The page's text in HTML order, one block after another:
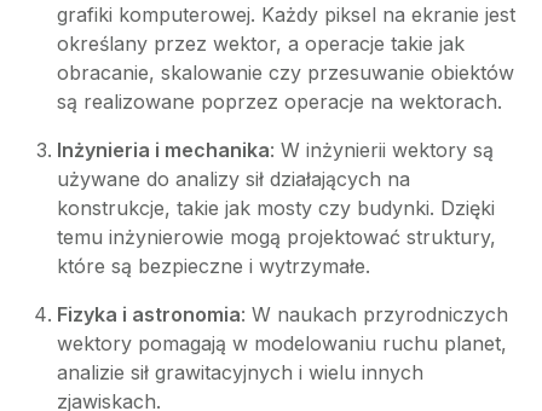
grafiki komputerowej. Każdy piksel na ekranie jest
określany przez wektor, a operacje takie jak
obracanie, skalowanie czy przesuwanie obiektów
są realizowane poprzez operacje na wektorach.
Inżynieria i mechanika: W inżynierii wektory są
używane do analizy sił działających na
konstrukcje, takie jak mosty czy budynki. Dzięki
temu inżynierowie mogą projektować struktury,
które są bezpieczne i wytrzymałe.
Fizyka i astronomia: W naukach przyrodniczych
wektory pomagają w modelowaniu ruchu planet,
analizie sił grawitacyjnych i wielu innych
zjawiskach.